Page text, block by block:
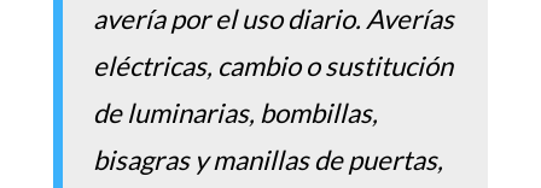
avería por el uso diario. Averías
eléctricas, cambio o sustitución
de luminarias, bombillas,
bisagras y manillas de puertas,